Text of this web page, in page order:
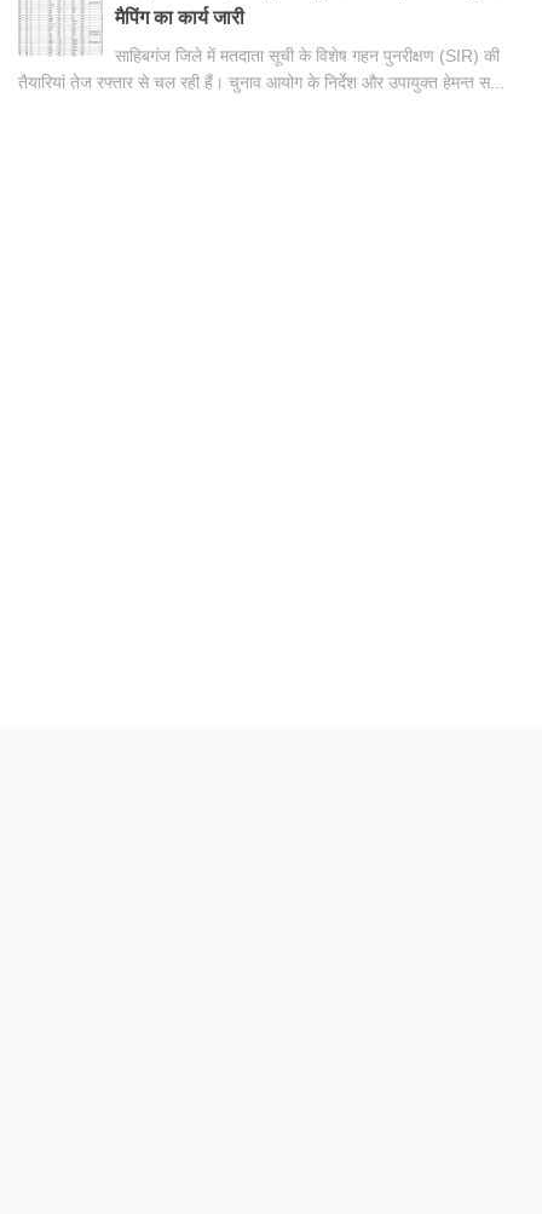
मैपिंग का कार्य जारी
साहिबगंज जिले में मतदाता सूची के विशेष गहन पुनरीक्षण (SIR) की
तैयारियां तेज रफ्तार से चल रही हैं। चुनाव आयोग के निर्देश और उपायुक्त हेमन्त स...